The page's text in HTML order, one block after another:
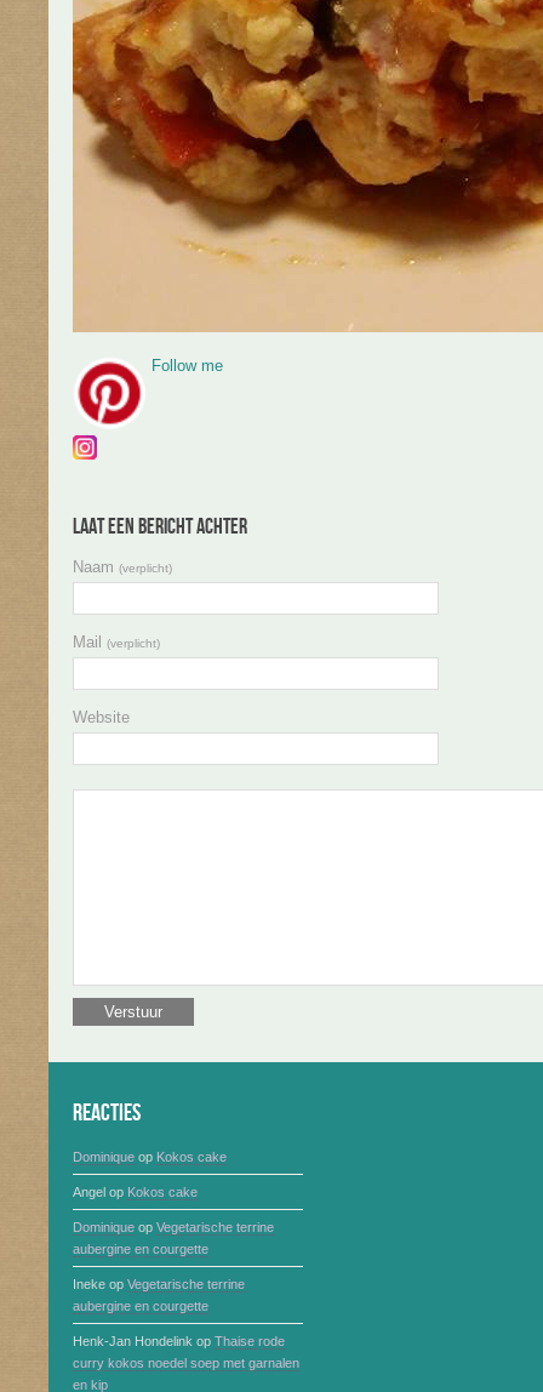
Follow me
Laat een bericht achter
Naam (verplicht)
Mail (verplicht)
Website
Reacties
Dominique op Kokos cake
Angel op Kokos cake
Dominique op Vegetarische terrine
aubergine en courgette
Ineke op Vegetarische terrine
aubergine en courgette
Henk-Jan Hondelink op Thaise rode
curry kokos noedel soep met garnalen
en kip